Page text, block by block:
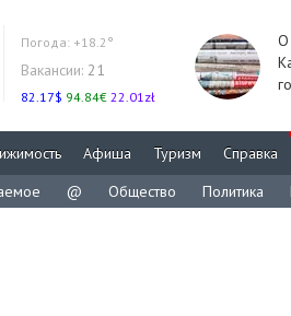
Погода: +18.2°
Вакансии: 21
82.17$ 94.84€ 22.01zł
О
Афиша Туризм Справка
@ Общество Политика